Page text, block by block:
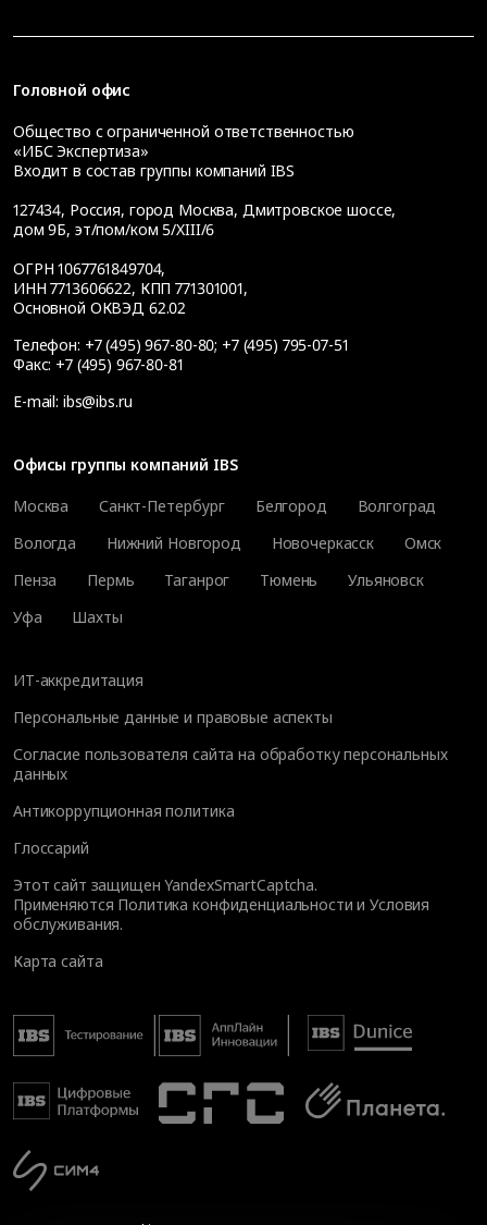
Головной офис
Общество с ограниченной ответственностью
«ИБС Экспертиза»
Входит в состав группы компаний IBS
127434, Россия, город Москва, Дмитровское шоссе,
дом 9Б, эт/пом/ком 5/XIII/6
ОГРН 1067761849704,
ИНН 7713606622, КПП 771301001,
Основной ОКВЭД 62.02
Телефон: +7 (495) 967-80-80; +7 (495) 795-07-51
Факс: +7 (495) 967-80-81
E-mail: ibs@ibs.ru
Офисы группы компаний IBS
Москва
Санкт-Петербург Белгород
Волгоград
Вологда
Нижний Новгород Новочеркасск
Омск
Пенза
Пермь Таганрог Тюмень
Ульяновск
Уфа
Шахты
ИТ-аккредитация
Персональные данные и правовые аспекты
Согласие пользователя сайта на обработку персональных
данных
Антикоррупционная политика
Глоссарий
Этот сайт защищен YandexSmartCaptcha.
Применяются Политика конфиденциальности иУсловия
обслуживания.
Карта сайта